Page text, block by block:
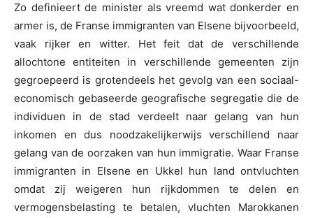
Zo definieert de minister als vreemd wat donkerder en
armer is, de Franse immigranten van Elsene bijvoorbeeld,
vaak rijker en witter. Het feit dat de verschillende
allochtone entiteiten in verschillende gemeenten zijn
gegroepeerd is grotendeels het gevolg van een sociaal-
economisch gebaseerde geografische segregatie die de
individuen in de stad verdeelt naar gelang van hun
inkomen en dus noodzakelijkerwijs verschillend naar
gelang van de oorzaken van hun immigratie. Waar Franse
immigranten in Elsene en Ukkel hun land ontvluchten
omdat zij weigeren hun rijkdommen te delen en
vermogensbelasting te betalen, vluchten Marokkanen